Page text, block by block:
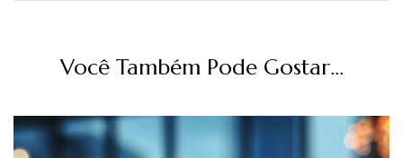
Você Também Pode Gostar...